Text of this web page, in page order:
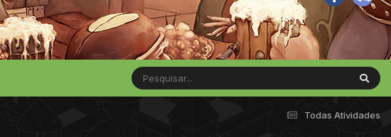
Todas Atividades